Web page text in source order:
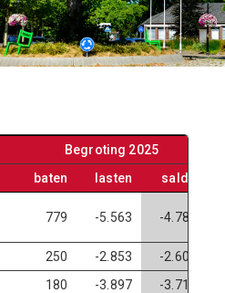
Begroting 2025
baten
lasten saldo
779 -5.563 -4.784
250 -2.853
-2.603
180 -3.897
-3.717